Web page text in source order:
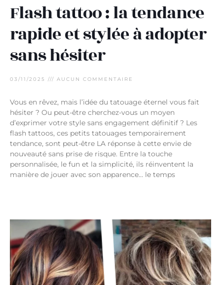
Flash tattoo : la tendance
rapide et stylée à adopter
sans hésiter
03/11/2025 AUCUN COMMENTAIRE
Vous en rêvez, mais l’idée du tatouage éternel vous fait
hésiter ? Ou peut-être cherchez-vous un moyen
d’exprimer votre style sans engagement définitif ? Les
flash tattoos, ces petits tatouages temporairement
tendance, sont peut-être LA réponse à cette envie de
nouveauté sans prise de risque. Entre la touche
personnalisée, le fun et la simplicité, ils réinventent la
manière de jouer avec son apparence… le temps